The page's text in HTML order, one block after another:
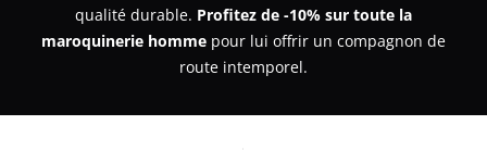
qualité durable. Profitez de -10% sur toute la
maroquinerie homme pour lui offrir un compagnon de
route intemporel.